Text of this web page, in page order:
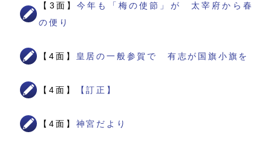
【3面】今年も「梅の使節」が 太宰府から春
の便り
【4面】 皇居の一般参賀で 有志が国旗小旗を
【4面】 【訂正】
【4面】 神宮だより